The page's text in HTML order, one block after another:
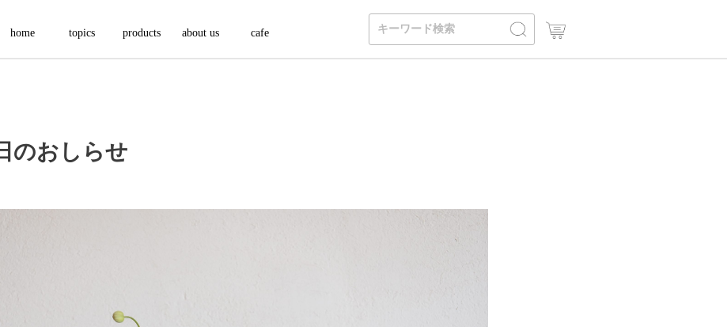
home topics products about us cafe
のおしらせ